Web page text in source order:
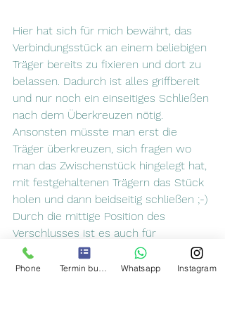
Hier hat sich für mich bewährt, das
Verbindungsstück an einem beliebigen
Träger bereits zu fixieren und dort zu
belassen. Dadurch ist alles griffbereit
und nur noch ein einseitiges Schließen
nach dem Überkreuzen nötig.
Ansonsten müsste man erst die
Träger überkreuzen, sich fragen wo
man das Zwischenstück hingelegt hat,
mit festgehaltenen Trägern das Stück
holen und dann beidseitig schließen ;-)
Durch die mittige Position des
Verschlusses ist es auch für
bewegungseingeschränkte Menschen
leicht, die Träger wieder zu lockern
Phone Whatsapp Instagram